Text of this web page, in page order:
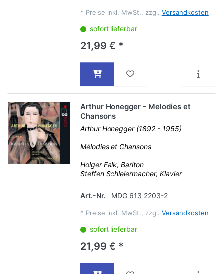
* Preise inkl. MwSt., zzgl. Versandkosten
sofort lieferbar
21,99 € *
Arthur Honegger - Melodies et
Chansons
Arthur Honegger (1892 - 1955)
Mélodies et Chansons
Holger Falk, Bariton
Steffen Schleiermacher, Klavier
Art.-Nr. MDG 613 2203-2
* Preise inkl. MwSt., zzgl. Versandkosten
sofort lieferbar
21,99 € *